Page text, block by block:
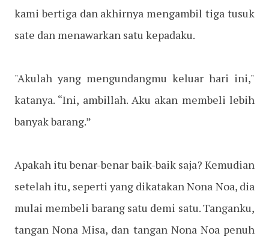
kami bertiga dan akhirnya mengambil tiga tusuk
sate dan menawarkan satu kepadaku.
"Akulah yang mengundangmu keluar hari ini,"
katanya. “Ini, ambillah. Aku akan membeli lebih
banyak barang.”
Apakah itu benar-benar baik-baik saja? Kemudian
setelah itu, seperti yang dikatakan Nona Noa, dia
mulai membeli barang satu demi satu. Tanganku,
tangan Nona Misa, dan tangan Nona Noa penuh